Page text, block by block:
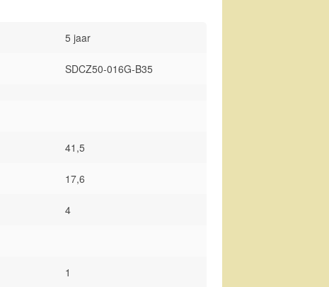
5 jaar
SDCZ50-016G-B35
41,5
17,6
4
1